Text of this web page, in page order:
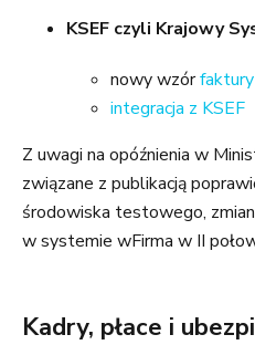
KSEF czyli Krajowy
nowy wzór
integracja z KSEF
Z uwagi na opóźnienia w
związane z publikacją
środowiska testowego,
w systemie wFirma w II
Kadry, płace i